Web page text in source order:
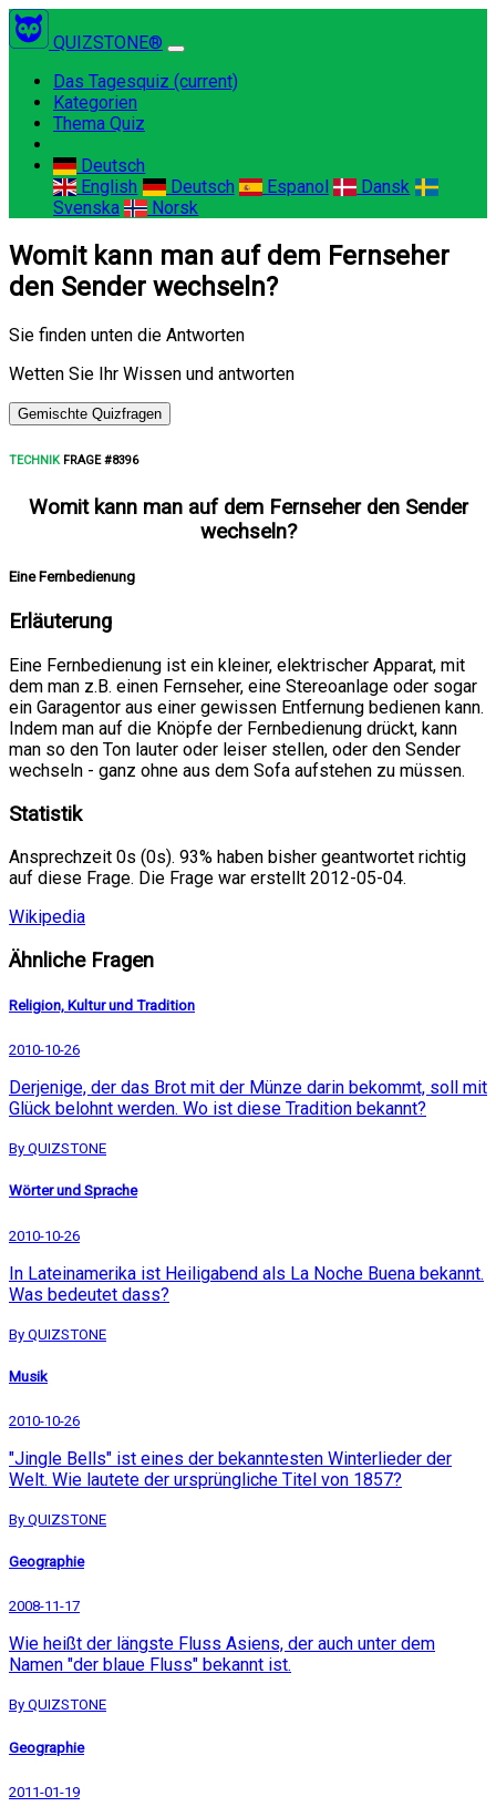
QUIZSTONE®
Das Tagesquiz (current)
Kategorien
Thema Quiz
Deutsch
English
Deutsch Espanol
Dansk
Svenska
Norsk
Womit kann man auf dem Fernseher
den Sender wechseln?
Sie finden unten die Antworten
Wetten Sie Ihr Wissen und antworten
Gemischte Quizfragen
TECHNIKFRAGE #8396
Womit kann man auf dem Fernseher den Sender
wechseln?
Eine Fernbedienung
Erläuterung
Eine Fernbedienung ist ein kleiner, elektrischer Apparat, mit
dem man z.B. einen Fernseher, eine Stereoanlage oder sogar
ein Garagentor aus einer gewissen Entfernung bedienen kann.
Indem man auf die Knöpfe der Fernbedienung drückt, kann
man so den Ton lauter oder leiser stellen, oder den Sender
wechseln - ganz ohne aus dem Sofa aufstehen zu müssen.
Statistik
Ansprechzeit 0s (0s). 93% haben bisher geantwortet richtig
auf diese Frage. Die Frage war erstellt 2012-05-04.
Wikipedia
Ähnliche Fragen
Religion, Kultur und Tradition
2010-10-26
Derjenige, der das Brot mit der Münze darin bekommt, soll mit
Glück belohnt werden. Wo ist diese Tradition bekannt?
By QUIZSTONE
Wörter und Sprache
2010-10-26
In Lateinamerika ist Heiligabend als La Noche Buena bekannt.
Was bedeutet dass?
By QUIZSTONE
Musik
2010-10-26
"Jingle Bells" ist eines der bekanntesten Winterlieder der
Welt. Wie lautete der ursprüngliche Titel von 1857?
By QUIZSTONE
Geographie
2008-11-17
Wie heißt der längste Fluss Asiens, der auch unter dem
Namen "der blaue Fluss" bekannt ist.
By QUIZSTONE
Geographie
2011-01-19